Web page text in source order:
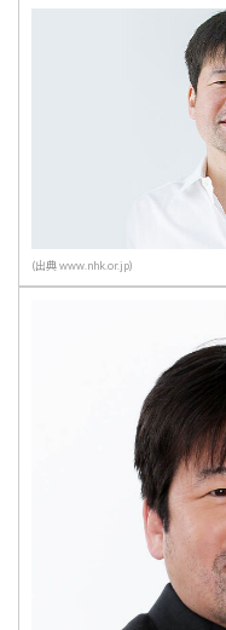
(出典 www.nhk.or.jp)